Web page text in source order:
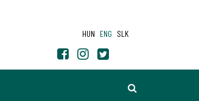
HUN ENG SLK